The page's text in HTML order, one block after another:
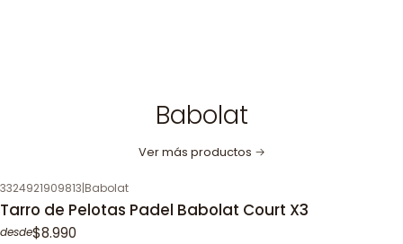
Babolat
Ver más productos
3324921909813|Babolat
Tarro de Pelotas Padel Babolat Court X3
desde$8.990